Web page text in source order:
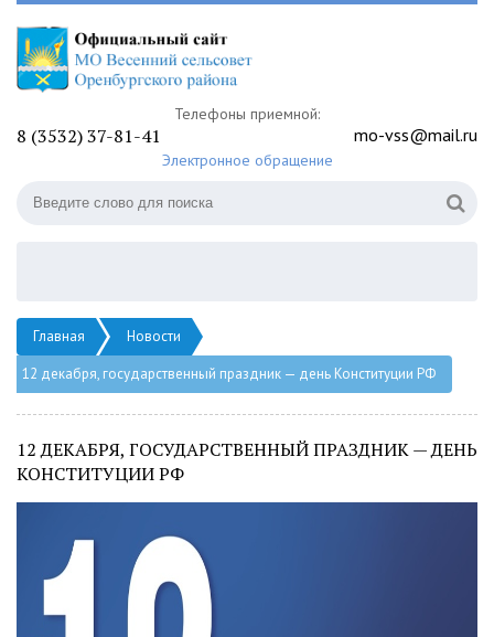
Телефоны приемной:
8 (3532) 37-81-41 mo-vss@mail.ru
Электронное обращение
Главная
Новости
12 декабря, государственный праздник — день Конституции РФ
12 ДЕКАБРЯ, ГОСУДАРСТВЕННЫЙ ПРАЗДНИК — ДЕНЬ
КОНСТИТУЦИИ РФ